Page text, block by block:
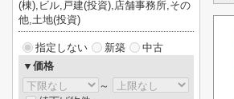
(棟),ビル,戸建(投資),店舗事務所,その
他,土地(投資)
指定しない 新築
中古
▼価格
～